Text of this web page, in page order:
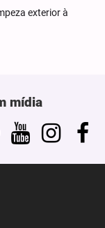
exterior à
mídia